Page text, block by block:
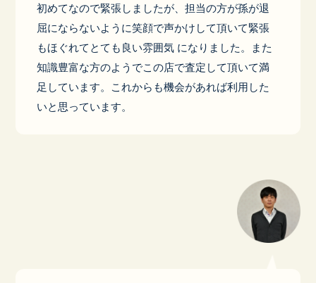
初めてなので緊張しましたが、担当の方が孫が退
屈にならないように笑顔で声かけして頂いて緊張
もほぐれてとても良い雰囲気 になりました。また
知識豊富な方のようでこの店で査定して頂いて満
足しています。これからも機会があれば利用した
いと思っています。